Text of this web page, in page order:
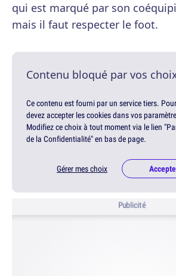
qui est marqué par son
mais il faut respecter le foot.
Contenu bloqué par vos
Ce contenu est fourni par un service tiers.
devez accepter les cookies dans vos
Modifiez ce choix à tout moment via le lien
de la Confidentialité" en bas de page.
Gérer mes choix
Publicité